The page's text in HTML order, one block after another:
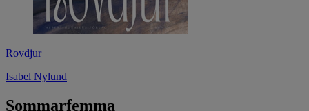
Rovdjur
Isabel Nylund
Sommarfemma